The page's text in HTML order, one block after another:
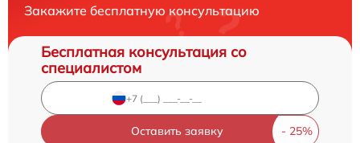
Закажите бесплатную консультацию
Бесплатная консультация со
специалистом
Оставить заявку